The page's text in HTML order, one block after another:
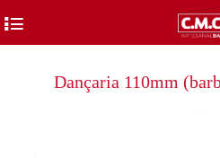
4
Dançaria 110mm